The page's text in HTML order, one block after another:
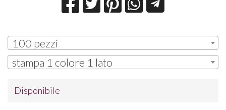
100 pezzi
stampa 1 colore 1 lato
Disponibile